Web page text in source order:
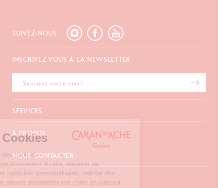
Gestion des Cookies
Notre site internet utilise des cookies
permettant d’assurer le fonctionnement du site, mesurer sa
fréquentation, afficher des publicités personnalisées, réaliser des
campagnes ciblées. Vous pouvez paramétrer vos choix en cliquant
SUIVEZ-NOUS
INSCRIVEZ-VOUS À LA NEWSLETTER
SERVICES
E-Carte Cadeau
Paiements
Retours
Emballages Cadeaux
Cadeaux d'affaires
À PROPOS
FAQ
La Maison
Points de vente
Inspiration
NOUS CONTACTER
Morton Clarke & Co. Ltd.
669 Ridley Place, Unit #107